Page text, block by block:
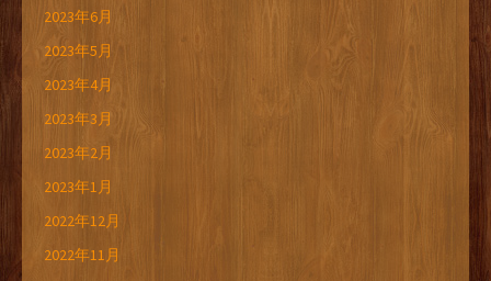
2023年6月
2023年5月
2023年4月
2023年3月
2023年2月
2023年1月
2022年12月
2022年11月